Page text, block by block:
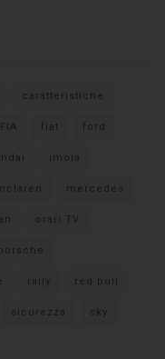
caratteristiche
FIA fiat ford
imola
mercedes
orari TV
rally red bull
sicurezza sky